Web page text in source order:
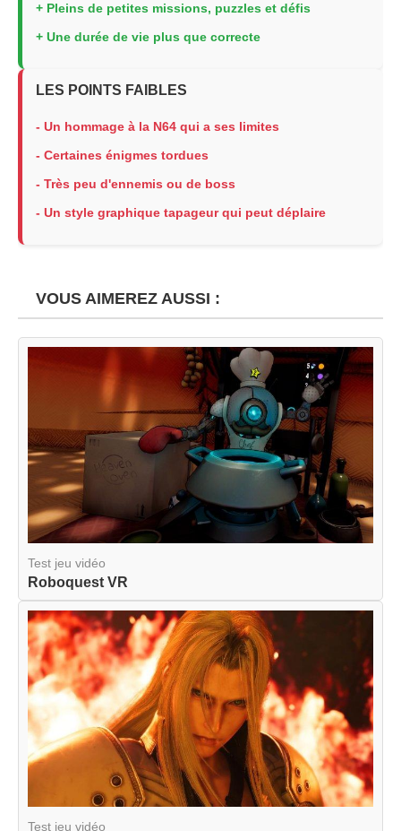
+ Pleins de petites missions, puzzles et défis
+ Une durée de vie plus que correcte
LES POINTS FAIBLES
- Un hommage à la N64 qui a ses limites
- Certaines énigmes tordues
- Très peu d'ennemis ou de boss
- Un style graphique tapageur qui peut déplaire
VOUS AIMEREZ AUSSI :
Test jeu vidéo
Roboquest VR
Test jeu vidéo